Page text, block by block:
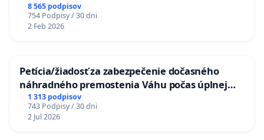
8 565 podpisov
754 Podpisy / 30 dni
2 Feb 2026
Petícia/žiadosť za zabezpečenie dočasného
náhradného premostenia Váhu počas úplnej
uzávery Vážskeho mosta v Komárne
1 313 podpisov
743 Podpisy / 30 dni
2 Jul 2026